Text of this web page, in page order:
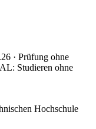
· Prüfung ohne
Studieren ohne